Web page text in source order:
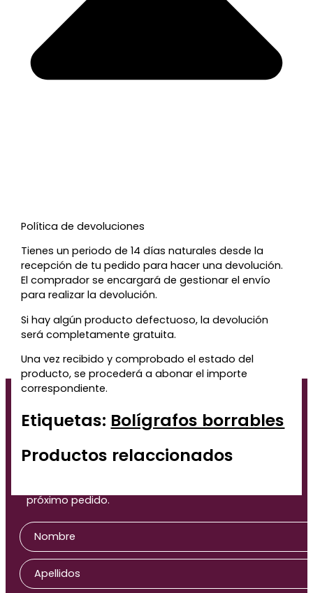
Política de devoluciones
Tienes un periodo de 14 días naturales desde la
recepción de tu pedido para hacer una devolución.
El comprador se encargará de gestionar el envío
para realizar la devolución.
Si hay algún producto defectuoso, la devolución
será completamente gratuita.
Una vez recibido y comprobado el estado del
producto, se procederá a abonar el importe
correspondiente.
Etiquetas: Bolígrafos borrables
Productos relaccionados
Te regalamos un 5% de
descuento para tu
próxima compra
próximo pedido.